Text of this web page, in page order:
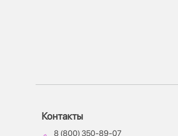
Контакты
8 (800) 350-89-07